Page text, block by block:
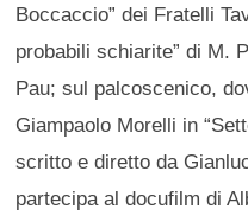
Boccaccio” dei Fratelli
probabili schiarite” di M.
Pau; sul palcoscenico,
Giampaolo Morelli in
scritto e diretto da
partecipa al docufilm di